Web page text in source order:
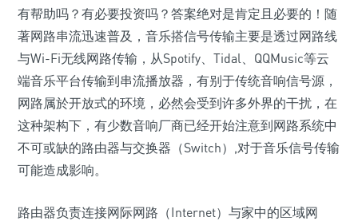
有帮助吗？有必要投资吗？答案绝对是肯定且必要的！随
著网路串流迅速普及，音乐搭信号传输主要是透过网路线
与Wi-Fi无线网路传输，从Spotify、Tidal、QQMusic等云
端音乐平台传输到串流播放器，有别于传统音响信号源，
网路属於开放式的环境，必然会受到许多外界的干扰，在
这种架构下，有少数音响厂商已经开始注意到网路系统中
不可或缺的路由器与交换器（Switch）,对于音乐信号传输
可能造成影响。
路由器负责连接网际网路（Internet）与家中的区域网